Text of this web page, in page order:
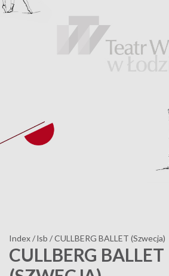
Index/lsb /CULLBERG BALLET (Szwecja)
CULLBERG BALLET